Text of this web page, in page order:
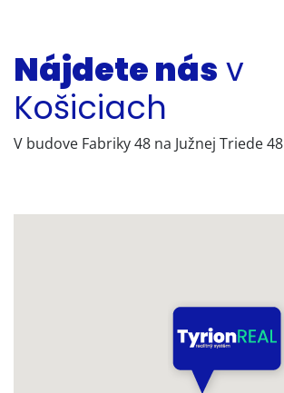
Nájdete nás v
Košiciach
V budove Fabriky 48 na Južnej Triede 48